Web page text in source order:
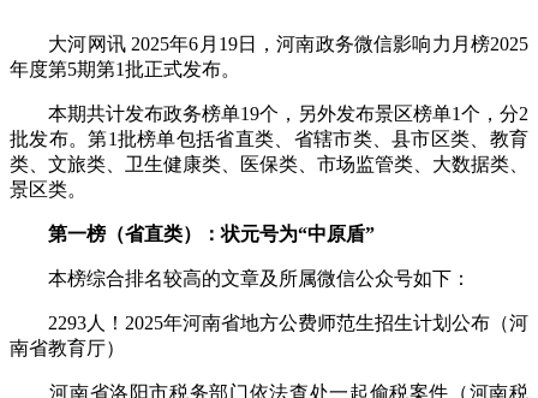
大河网讯 2025年6月19日，河南政务微信影响力月榜2025
年度第5期第1批正式发布。
本期共计发布政务榜单19个，另外发布景区榜单1个，分2
批发布。第1批榜单包括省直类、省辖市类、县市区类、教育
类、文旅类、卫生健康类、医保类、市场监管类、大数据类、
景区类。
第一榜（省直类）：状元号为“中原盾”
本榜综合排名较高的文章及所属微信公众号如下：
2293人！2025年河南省地方公费师范生招生计划公布（河
南省教育厅）
河南省洛阳市税务部门依法查处一起偷税案件（河南税